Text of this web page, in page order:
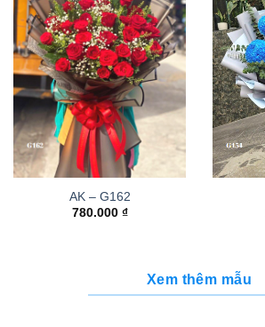
AK – G162
780.000 ₫
Xem thêm mẫu